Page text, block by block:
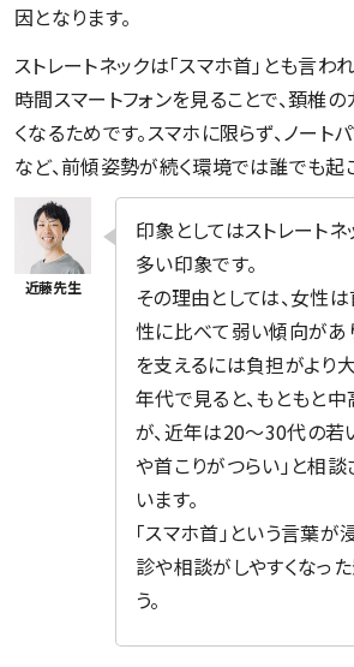
因となります。
ストレートネックは「スマホ首」とも言わ
時間スマートフォンを見ることで、頚椎
くなるためです。スマホに限らず、ノート
など、前傾姿勢が続く環境では誰でも起
印象としてはストレート
多い印象です。
その理由としては、女性
性に比べて弱い傾向があ
を支えるには負担がより
年代で見ると、もともと
が、近年は20〜30代の若
や首こりがつらい」と相
います。
「スマホ首」という言葉が
診や相談がしやすくなっ
う。